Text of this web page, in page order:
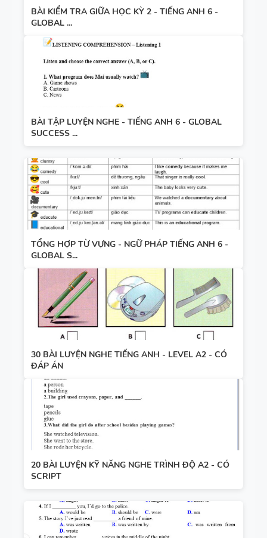
BÀI KIỂM TRA GIỮA HỌC KỲ 2 - TIẾNG ANH 6 -
GLOBAL ...
BÀI TẬP LUYỆN NGHE - TIẾNG ANH 6 - GLOBAL
SUCCESS ...
TỔNG HỢP TỪ VỰNG - NGỮ PHÁP TIẾNG ANH 6 -
GLOBAL S...
30 BÀI LUYỆN NGHE TIẾNG ANH - LEVEL A2 - CÓ
ĐÁP ÁN
20 BÀI LUYỆN KỸ NĂNG NGHE TRÌNH ĐỘ A2 - CÓ
SCRIPT